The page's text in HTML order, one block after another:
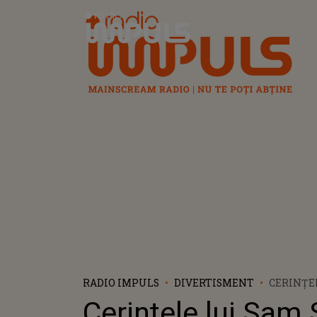
Radio Impuls
RADIO IMPULS DIVERTISMENT
CÂNTA